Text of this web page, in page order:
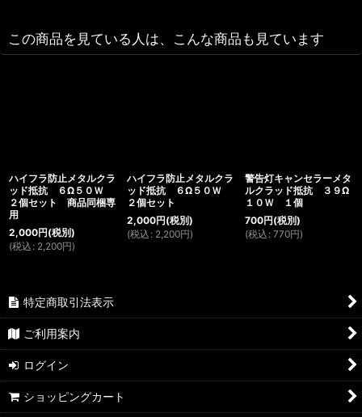
この商品を見ている人は、こんな商品も見ています
ハイフラ防止メタルクラ
ッド抵抗 ６Ω５０Ｗ
２個セット 商品同梱専
用
2,000円(税別)
(税込 : 2,200円)
ハイフラ防止メタルクラ
ッド抵抗 ６Ω５０Ｗ
２個セット
2,000円(税別)
(税込 : 2,200円)
警告灯キャンセラーメタ
ルクラッド抵抗 ３９Ω
１０Ｗ １個
700円(税別)
(税込 : 770円)
特定商取引法表示
ご利用案内
ログイン
ショッピングカート